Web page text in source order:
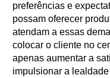
preferências e
possam oferecer
atendam a essas
colocar o cliente no
apenas aumentar a
impulsionar a